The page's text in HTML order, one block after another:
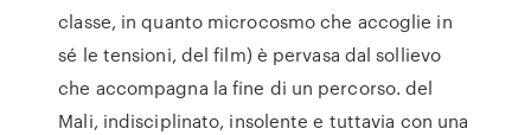
classe, in quanto microcosmo che accoglie in
sé le tensioni, del film) è pervasa dal sollievo
che accompagna la fine di un percorso. del
Mali, indisciplinato, insolente e tuttavia con una